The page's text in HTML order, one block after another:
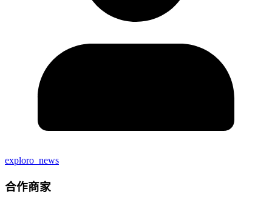
exploro_news
合作商家